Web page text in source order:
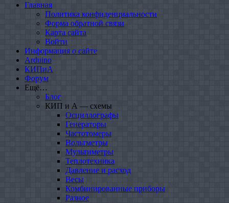
Главная
Политика конфиденциальности
Форма обратной связи
Карта сайта
Войти
Информация о сайте
Arduino
КИПиА
Форум
Ещё…
Блог
КИП и А — схемы
Осциллографы
Генераторы
Частотомеры
Вольтметры
Мультиметры
Теплотехника
Давление и расход
Весы
Комбинированные приборы
Разное